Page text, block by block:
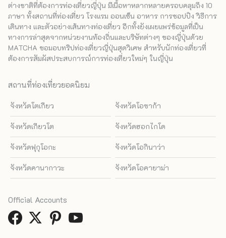
ต่างชาติที่ต้องการท่องเที่ยวญี่ปุ่น มีเนื้อหาหลากหลายครอบคลุมถึง 10
ภาษา ทั้งสถานที่ท่องเที่ยว โรงแรม ออนเซ็น อาหาร การชอปปิง วิธีการ
เดินทาง และตัวอย่างเส้นทางท่องเที่ยว อีกทั้งยังเผยแพร่ข้อมูลที่เป็น
ทางการล่าสุดจากหน่วยงานท้องถิ่นและบริษัทต่างๆ ของญี่ปุ่นด้วย
MATCHA ขอมอบทริปท่องเที่ยวญี่ปุ่นสุดวิเศษ สำหรับนักท่องเที่ยวที่
ต้องการสัมผัสประสบการณ์การท่องเที่ยวใหม่ๆ ในญี่ปุ่น
สถานที่ท่องเที่ยวยอดนิยม
จังหวัดโตเกียว จังหวัดโอซาก้า
จังหวัดเกียวโต จังหวัดฮอกไกโด
จังหวัดฟุกุโอกะ จังหวัดโอกินาว่า
จังหวัดคานากาวะ จังหวัดโอคายาม่า
Official Accounts